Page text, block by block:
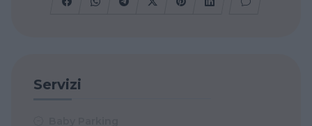
Servizi